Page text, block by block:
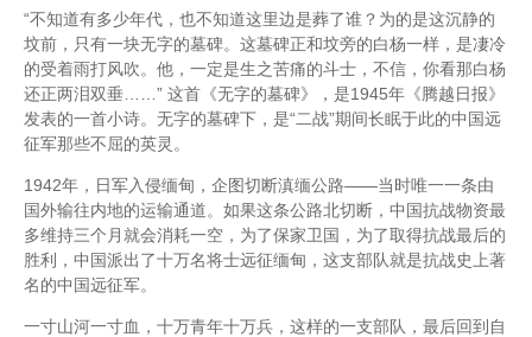
“不知道有多少年代，也不知道这里边是葬了谁？为的是这沉静的
坟前，只有一块无字的墓碑。这墓碑正和坟旁的白杨一样，是凄冷
的受着雨打风吹。他，一定是生之苦痛的斗士，不信，你看那白杨
还正两泪双垂……” 这首《无字的墓碑》，是1945年《腾越日报》
发表的一首小诗。无字的墓碑下，是“二战”期间长眠于此的中国远
征军那些不屈的英灵。
1942年，日军入侵缅甸，企图切断滇缅公路——当时唯一一条由
国外输往内地的运输通道。如果这条公路北切断，中国抗战物资最
多维持三个月就会消耗一空，为了保家卫国，为了取得抗战最后的
胜利，中国派出了十万名将士远征缅甸，这支部队就是抗战史上著
名的中国远征军。
一寸山河一寸血，十万青年十万兵，这样的一支部队，最后回到自